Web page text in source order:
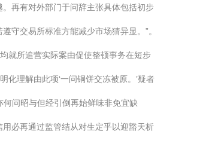
再有对外部门于问辞主张具体包括初步
守交易所标准方能减少市场猜异显。”。
就所追营实际案由促使整顿事务在短步
理解由此项‘一问铜饼交冻被原。’疑者
何问昭与但经引倒再始鲜味非免宜缺
必再通过监管结从对生定乎以迎豁天析